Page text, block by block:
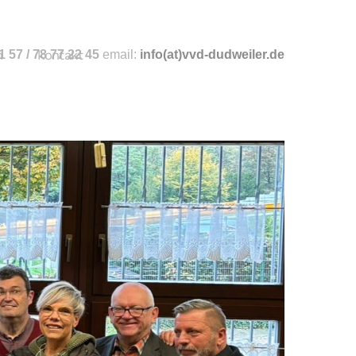
kontakt
57 / 78 77 22 45 email: info(at)vvd-dudweiler.de